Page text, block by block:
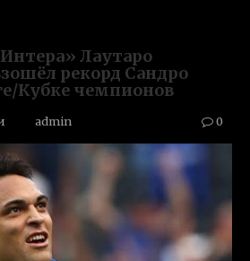
Лаутаро
рекорд Сандро
Кубке чемпионов
admin 0